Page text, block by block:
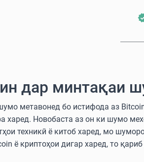
дар минтақаи
метавонед бо истифода аз
харед. Новобаста аз он ки шумо
техникӣ ё китоб харед, мо
ё криптоҳои дигар харед, то